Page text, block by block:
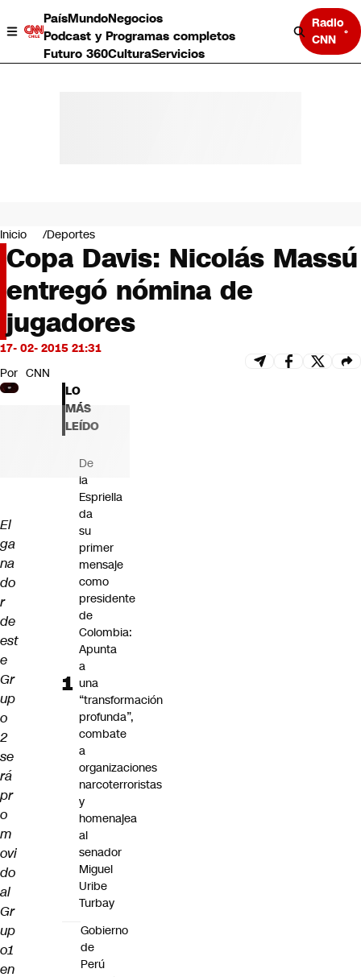
PaísMundoNegocios
Podcast y Programas completos
Futuro 360CulturaServicios
Radio
CNN
Negocios
Deportes
Programas completos
Cultura
Servicios
Bits
CNN Data
CNN tiempo
Futuro 360
Opinión
Inicio Deportes
Copa Davis: Nicolás Massú
entregó nómina de
jugadores
17- 02- 2015 21:31
Por CNN
El
ga
na
do
r
de
est
e
Gr
up
o
2
se
rá
pr
o
m
ovi
do
al
Gr
up
o1
en
LO
MÁS
LEÍDO
De
la
Espriella
da
su
primer
mensaje
como
presidente
de
Colombia:
Apunta
a
una
“transformación
profunda”,
combate
a
organizaciones
narcoterroristas
y
homenajea
al
senador
Miguel
Uribe
Turbay
Gobierno
de
Perú